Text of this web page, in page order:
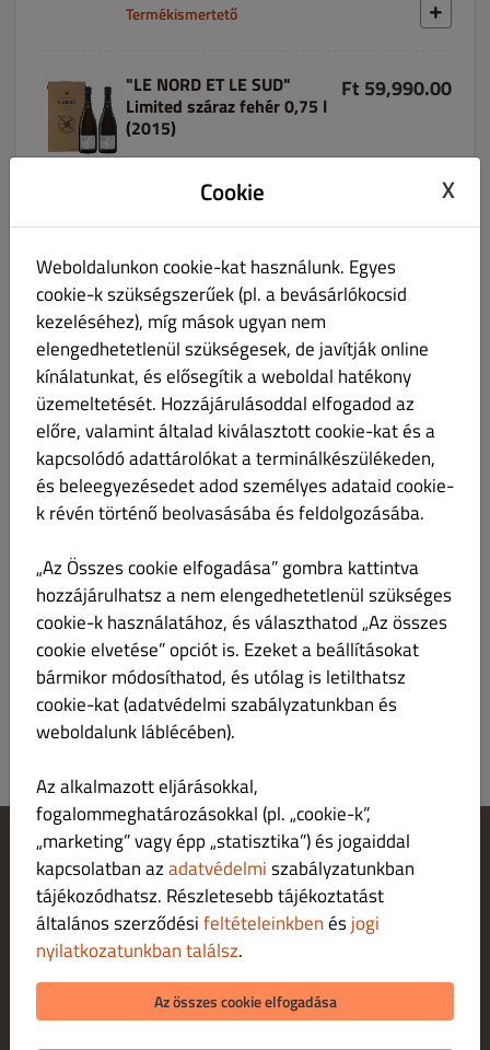
Termékismertető
"LE NORD ET LE SUD"
Limited száraz fehér 0,75 l
(2015)
Ft 59,990.00
Limitált darabszámú, sorszámozott tételek!
Színe halványsárga, zöldes reflexekkel. Illatában
friss alma és ropogós körte aromája alkot
tökéletes elegyet a habcsók édes jegyeivel, majd
visszaköszön a krétás, agyagos terroir is,
leheletnyi jódos beütéssel. A korty friss és
erőteljes, enyhén sós.
VERTUS PREMIER CRU BLANC DE BLANCS 2015
Színe halványsárga, arany villanásokkal. Orrban
először nagyon diszkréten a mogyoró tűnik fel,
majd robban a gyümölcsbomba, maracuja, ananász
és mandarin aromája válik meghatározóvá.
Termékismertető
Szatmári Mámor száraz habzóbor 0,75l
(2023)
Ft 4,890.00
Termékismertető
Cookie‑beállítások módosítása
Fordulj hozzánk!
Adatvédelmi irányelvek
Felhasználási feltételek
Jogi nyilatkozat
FIZETÉSI LEHETŐSÉGEK HÁZHOZSZÁLLÍTÁ S ESETÉN
Cookie X
Weboldalunkon cookie-kat használunk. Egyes
cookie-k szükségszerűek (pl. a bevásárlókocsid
kezeléséhez), míg mások ugyan nem
elengedhetetlenül szükségesek, de javítják online
kínálatunkat, és elősegítik a weboldal hatékony
üzemeltetését. Hozzájárulásoddal elfogadod az
előre, valamint általad kiválasztott cookie-kat és a
kapcsolódó adattárolókat a terminálkészülékeden,
és beleegyezésedet adod személyes adataid cookie-
k révén történő beolvasásába és feldolgozásába.
„Az Összes cookie elfogadása” gombra kattintva
hozzájárulhatsz a nem elengedhetetlenül szükséges
cookie-k használatához, és választhatod „Az összes
cookie elvetése” opciót is. Ezeket a beállításokat
bármikor módosíthatod, és utólag is letilthatsz
cookie-kat (adatvédelmi szabályzatunkban és
weboldalunk láblécében).
Az alkalmazott eljárásokkal,
fogalommeghatározásokkal (pl. „cookie-k”,
„marketing” vagy épp „statisztika”) és jogaiddal
kapcsolatban azadatvédelmiszabályzatunkban
tájékozódhatsz. Részletesebb tájékoztatást
általános szerződésifeltételeinkbenésjogi
nyilatkozatunkban találsz.
Az összes cookie elfogadása